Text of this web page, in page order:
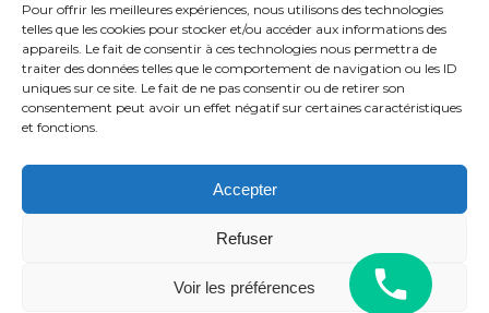
Pour offrir les meilleures expériences, nous utilisons des technologies
telles que les cookies pour stocker et/ou accéder aux informations des
appareils. Le fait de consentir à ces technologies nous permettra de
traiter des données telles que le comportement de navigation ou les ID
uniques sur ce site. Le fait de ne pas consentir ou de retirer son
consentement peut avoir un effet négatif sur certaines caractéristiques
et fonctions.
Accepter
Refuser
Voir les préférences
169 RUE VICTOR HUGO
69400 VILLEFRANCE SUR SAÔNE
FRANCE
SUIVEZ-NOUS SURLINKEDIN !